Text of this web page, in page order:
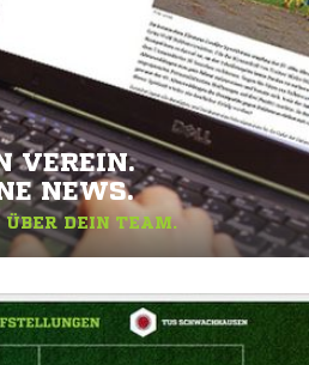
VEREIN.
NEWS.
ÜBER DEIN TEAM.